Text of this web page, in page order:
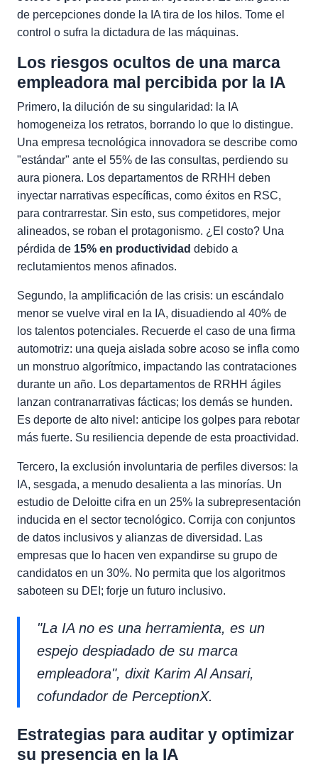
de percepciones donde la IA tira de los hilos. Tome el
control o sufra la dictadura de las máquinas.
Los riesgos ocultos de una marca
empleadora mal percibida por la IA
Primero, la dilución de su singularidad: la IA
homogeneiza los retratos, borrando lo que lo distingue.
Una empresa tecnológica innovadora se describe como
"estándar" ante el 55% de las consultas, perdiendo su
aura pionera. Los departamentos de RRHH deben
inyectar narrativas específicas, como éxitos en RSC,
para contrarrestar. Sin esto, sus competidores, mejor
alineados, se roban el protagonismo. ¿El costo? Una
pérdida de 15% en productividad debido a
reclutamientos menos afinados.
Segundo, la amplificación de las crisis: un escándalo
menor se vuelve viral en la IA, disuadiendo al 40% de
los talentos potenciales. Recuerde el caso de una firma
automotriz: una queja aislada sobre acoso se infla como
un monstruo algorítmico, impactando las contrataciones
durante un año. Los departamentos de RRHH ágiles
lanzan contranarrativas fácticas; los demás se hunden.
Es deporte de alto nivel: anticipe los golpes para rebotar
más fuerte. Su resiliencia depende de esta proactividad.
Tercero, la exclusión involuntaria de perfiles diversos: la
IA, sesgada, a menudo desalienta a las minorías. Un
estudio de Deloitte cifra en un 25% la subrepresentación
inducida en el sector tecnológico. Corrija con conjuntos
de datos inclusivos y alianzas de diversidad. Las
empresas que lo hacen ven expandirse su grupo de
candidatos en un 30%. No permita que los algoritmos
saboteen su DEI; forje un futuro inclusivo.
"La IA no es una herramienta, es un
espejo despiadado de su marca
empleadora", dixit Karim Al Ansari,
cofundador de PerceptionX.
Estrategias para auditar y optimizar
su presencia en la IA